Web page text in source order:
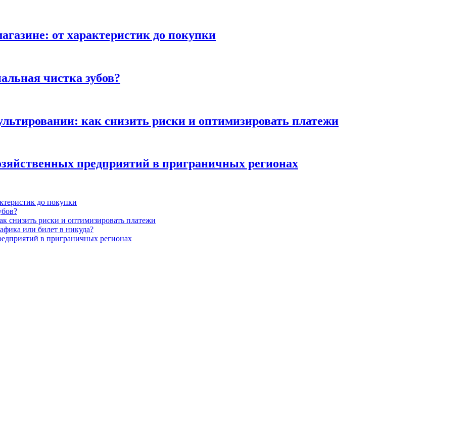
от характеристик до покупки
чистка зубов?
как снизить риски и оптимизировать платежи
предприятий в приграничных регионах
до покупки
снизить риски и оптимизировать платежи
или билет в никуда?
в приграничных регионах